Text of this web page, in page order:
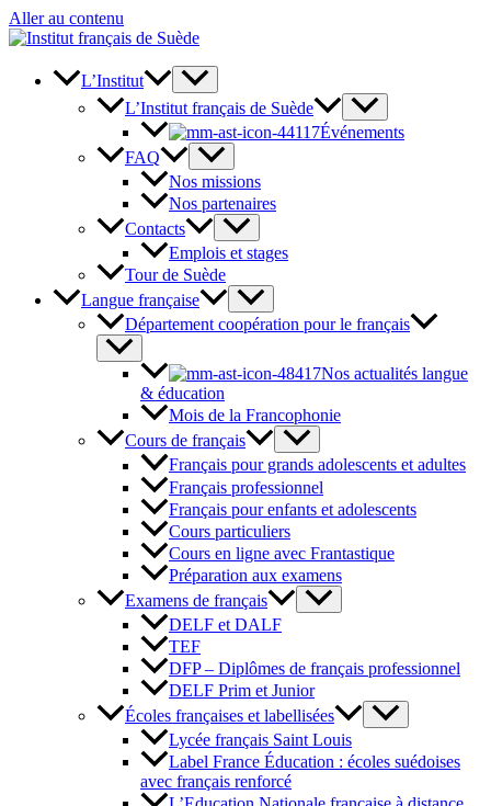
Aller au contenu
L’Institut
L’Institut français de Suède
Événements
FAQ
Nos missions
Nos partenaires
Contacts
Emplois et stages
Tour de Suède
Langue française
Département coopération pour le français
Nos actualités langue
& éducation
Mois de la Francophonie
Cours de français
Français pour grands adolescents et adultes
Français professionnel
Français pour enfants et adolescents
Cours particuliers
Cours en ligne avec Frantastique
Préparation aux examens
Examens de français
DELF et DALF
TEF
DFP – Diplômes de français professionnel
DELF Prim et Junior
Écoles françaises et labellisées
Lycée français Saint Louis
Label France Éducation : écoles suédoises
avec français renforcé